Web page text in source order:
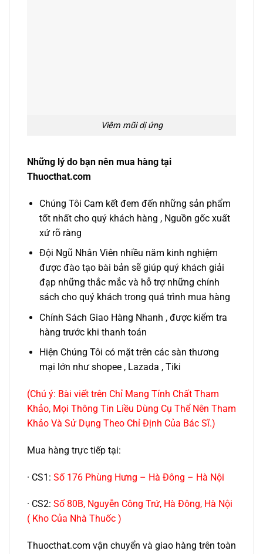
Viêm mũi dị ứng
Những lý do bạn nên mua hàng tại
Thuocthat.com
Chúng Tôi Cam kết đem đến những sản phẩm
tốt nhất cho quý khách hàng , Nguồn gốc xuất
xứ rõ ràng
Đội Ngũ Nhân Viên nhiều năm kinh nghiệm
được đào tạo bài bản sẽ giúp quý khách giải
đạp những thắc mắc và hỗ trợ những chính
sách cho quý khách trong quá trình mua hàng
Chính Sách Giao Hàng Nhanh , được kiểm tra
hàng trước khi thanh toán
Hiện Chúng Tôi có mặt trên các sàn thương
mại lớn như shopee , Lazada , Tiki
(Chú ý: Bài viết trên Chỉ Mang Tính Chất Tham
Khảo, Mọi Thông Tin Liều Dùng Cụ Thể Nên Tham
Khảo Và Sử Dụng Theo Chỉ Định Của Bác Sĩ.)
Mua hàng trực tiếp tại:
· CS1: Số 176 Phùng Hưng – Hà Đông – Hà Nội
· CS2: Số 80B, Nguyễn Công Trứ, Hà Đông, Hà Nội
( Kho Của Nhà Thuốc )
Thuocthat.com vận chuyển và giao hàng trên toàn